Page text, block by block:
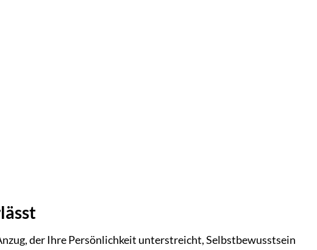
der Ihre Persönlichkeit unterstreicht, Selbstbewusstsein